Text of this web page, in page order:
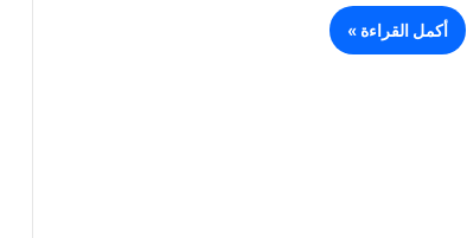
أكمل القراءة »